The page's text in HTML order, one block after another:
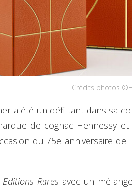
Crédits photos
a été un défi tant dans sa
de cognac Hennessy
du 75e anniversaire
Editions Rares avec un